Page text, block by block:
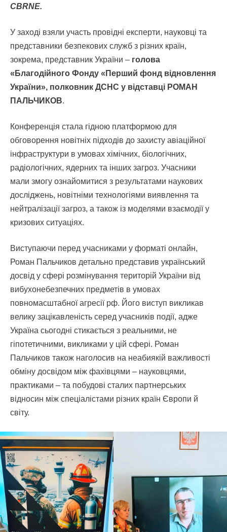
CBRNE.
У заході взяли участь провідні експерти, науковці та
представники безпекових служб з різних країн,
зокрема, представник України – голова
«Благодійного Фонду «Перший фонд відновлення
України», полковник ДСНС у відставці РОМАН
ПАЛЬЧИКОВ.
Конференція стала гідною платформою для
обговорення новітніх підходів до захисту авіаційної
інфраструктури в умовах хімічних, біологічних,
радіологічних, ядерних та інших загроз. Учасники
мали змогу ознайомитися з результатами наукових
досліджень, новітніми технологіями виявлення та
нейтралізації загроз, а також із моделями взаємодії у
кризових ситуаціях.
Виступаючи перед учасниками у форматі онлайн,
Роман Пальчиков детально представив український
досвід у сфері розмінування територій України від
вибухонебезпечних предметів в умовах
повномасштабної агресії рф. Його виступ викликав
велику зацікавленість серед учасників події, адже
Україна сьогодні стикається з реальними, не
гіпотетичними, викликами у цій сфері. Роман
Пальчиков також наголосив на неабиякій важливості
обміну досвідом між фахівцями – науковцями,
практиками – та побудові сталих партнерських
відносин між спеціалістами різних країн Європи й
світу.